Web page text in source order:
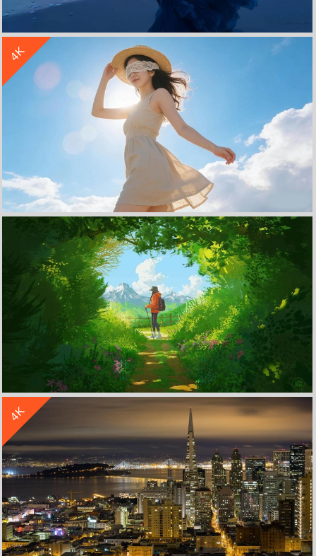
碧海孤影 海边长发蓝色裙子女孩 4K壁纸 3840x2400
4K
阳光美女 帽子 蒙眼 蓝色天空白云 4k壁纸
收 藏
女性 户外 插图绘画 风景 阳光 云朵 山脉 绿色树叶植物 小径 4K高清壁纸
收 藏
4K
立 即 下 载
收 藏